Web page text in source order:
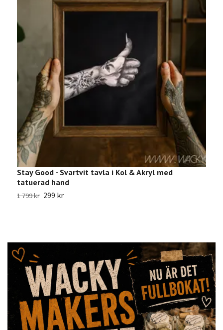
Stay Good - Svartvit tavla i Kol & Akryl med
tatuerad hand
1 799 kr 299 kr